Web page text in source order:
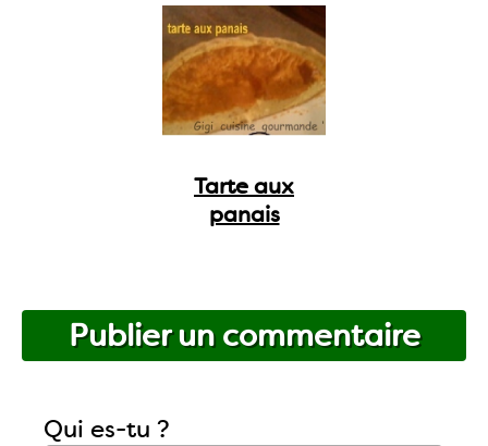
Tarte aux
panais
Publier un commentaire
Qui es-tu ?